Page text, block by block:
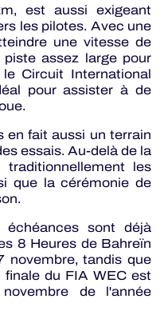
est aussi exigeant
les pilotes. Avec une
une vitesse de
assez large pour
Circuit International
pour assister à de
en fait aussi un terrain
essais. Au-delà de la
les
que la cérémonie de
sont déjà
8 Heures de Bahreïn
novembre, tandis que
du FIA WEC est
de l'année